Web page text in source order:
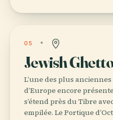
05
Jewish Ghetto
L’une des plus
d’Europe encore
s’étend près du Tibre
empilée. Le Portique